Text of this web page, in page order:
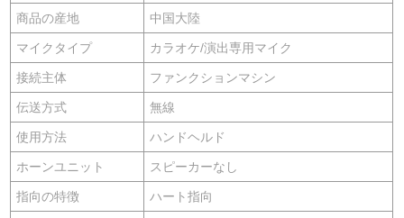
商品の産地 中国大陸
マイクタイプ カラオケ/演出専用マイク
接続主体 ファンクションマシン
伝送方式 無線
使用方法 ハンドヘルド
ホーンユニット スピーカーなし
指向の特徴 ハート指向